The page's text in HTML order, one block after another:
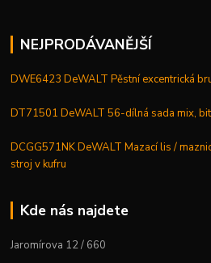
NEJPRODÁVANĚJŠÍ
DWE6423 DeWALT Pěstní excentrická
DT71501 DeWALT 56-dílná sada mix,
DCGG571NK DeWALT Mazací lis /
stroj v kufru
Kde nás najdete
Jaromírova 12 / 660